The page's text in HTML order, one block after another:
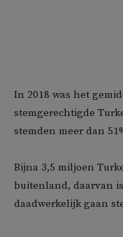
In 2018 was het
stemgerechtigde
stemden meer dan
Bijna 3,5 miljoen
buitenland, daarvan
daadwerkelijk gaan